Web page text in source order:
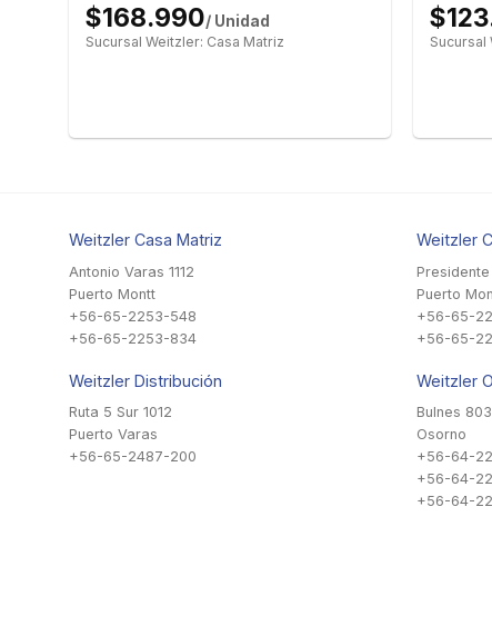
$168.990/ Unidad
Sucursal Weitzler: Casa Matriz Sucursal
Weitzler Casa Matriz
Antonio Varas 1112
Puerto Montt
+56-65-2253-548
+56-65-2253-834
Weitzler Distribución
Ruta 5 Sur 1012
Puerto Varas
+56-65-2487-200
Weitzler
Puerto
+56-65-
+56-65-
Weitzler
Bulnes 803
Osorno
+56-64-
+56-64-
+56-64-